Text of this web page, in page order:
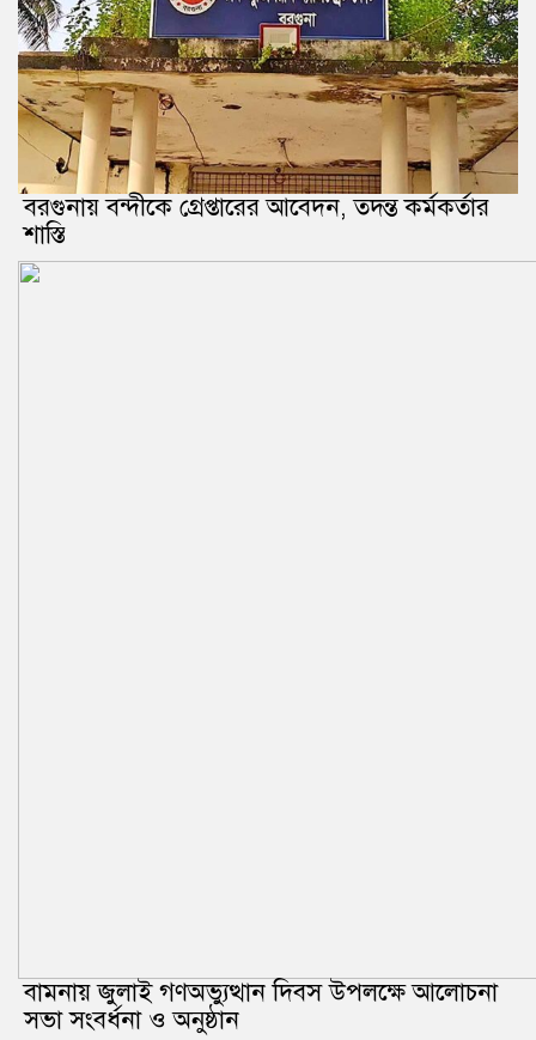
বরগুনায় বন্দীকে গ্রেপ্তারের আবেদন, তদন্ত কর্মকর্তার
শাস্তি
বামনায় জুলাই গণঅভ্যুত্থান দিবস উপলক্ষে আলোচনা
সভা সংবর্ধনা ও অনুষ্ঠান